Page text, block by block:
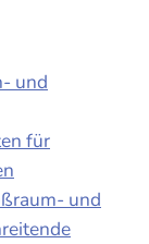
und
für
und